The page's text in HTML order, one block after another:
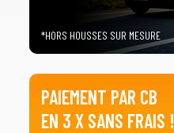
*HORS HOUSSES SUR MESURE
PAIEMENT PAR CB
EN 3 X SANS FRAIS !